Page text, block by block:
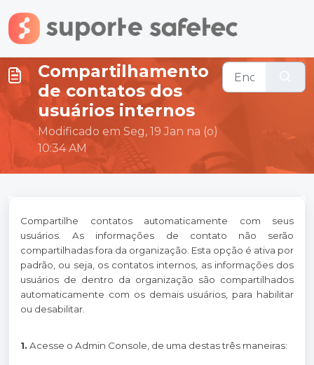
Ir para o conteúdo principal
Compartilhamento
de contatos dos
usuários internos
Modificado em Seg, 19 Jan na (o)
10:34 AM
Compartilhe contatos automaticamente com seus
usuários. As informações de contato não serão
compartilhadas fora da organização. Esta opção é ativa por
padrão, ou seja, os contatos internos, as informações dos
usuários de dentro da organização são compartilhados
automaticamente com os demais usuários, para habilitar
ou desabilitar.
1. Acesse o Admin Console, de uma destas três maneiras: